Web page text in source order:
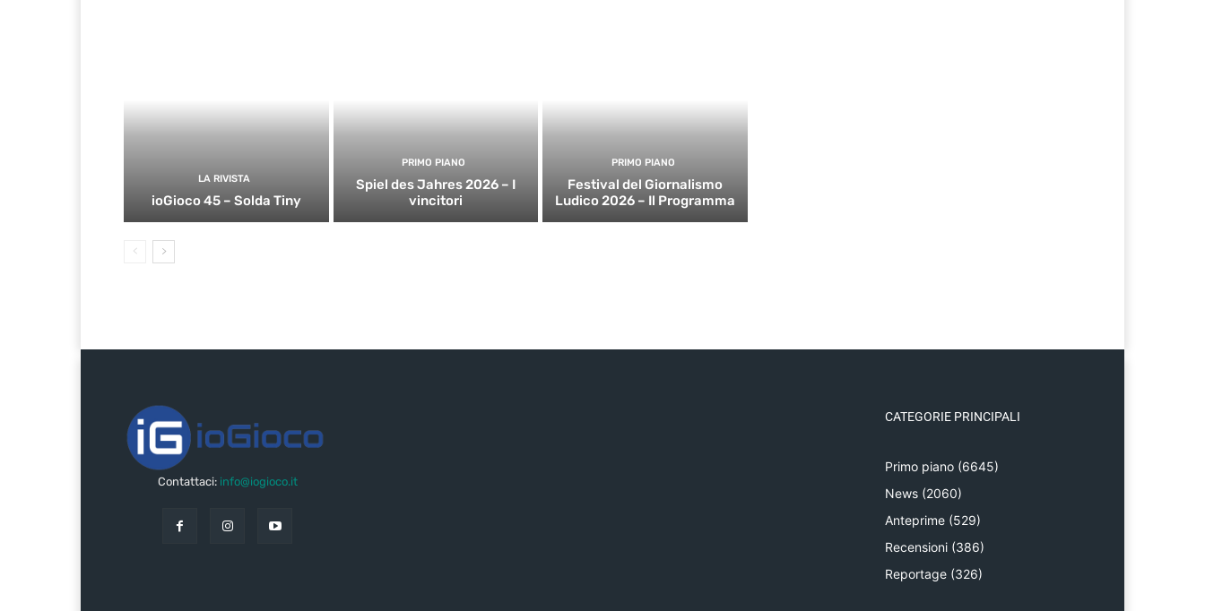
LA RIVISTA
ioGioco 45 – Solda Tiny
PRIMO PIANO
Spiel des Jahres 2026 – I
vincitori
PRIMO PIANO
Festival del Giornalismo
Ludico 2026 – Il Programma
Contattaci: info@iogioco.it
CATEGORIE PRINCIPALI
Primo piano (6645)
News (2060)
Anteprime (529)
Recensioni (386)
Reportage (326)